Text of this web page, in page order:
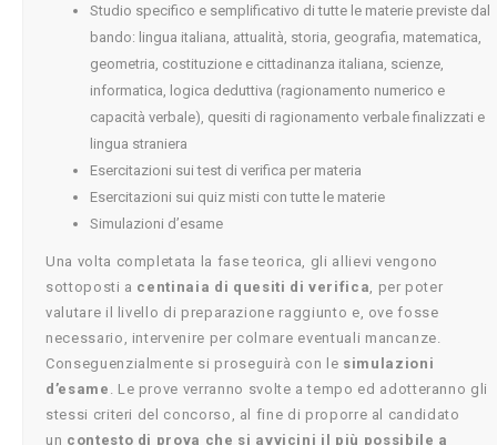
Studio specifico e semplificativo di tutte le materie previste dal
bando: lingua italiana, attualità, storia, geografia, matematica,
geometria, costituzione e cittadinanza italiana, scienze,
informatica, logica deduttiva (ragionamento numerico e
capacità verbale), quesiti di ragionamento verbale finalizzati e
lingua straniera
Esercitazioni sui test di verifica per materia
Esercitazioni sui quiz misti con tutte le materie
Simulazioni d’esame
Una volta completata la fase teorica, gli allievi vengono
sottoposti a centinaia di quesiti di verifica, per poter
valutare il livello di preparazione raggiunto e, ove fosse
necessario, intervenire per colmare eventuali mancanze.
Conseguenzialmente si proseguirà con le simulazioni
d’esame . Le prove verranno svolte a tempo ed adotteranno gli
stessi criteri del concorso, al fine di proporre al candidato
un contesto di prova che si avvicini il più possibile a